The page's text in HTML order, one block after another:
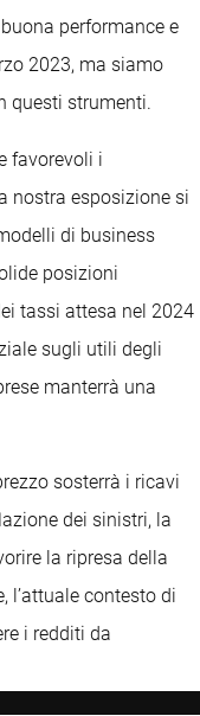
performance e
2023, ma siamo
questi strumenti.
favorevoli i
nostra esposizione si
di business
posizioni
tassi attesa nel 2024
sugli utili degli
manterrà una
sosterrà i ricavi
dei sinistri, la
la ripresa della
l’attuale contesto di
i redditi da